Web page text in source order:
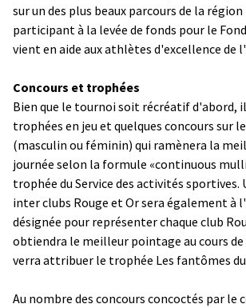
sur un des plus beaux parcours de la
participant à la levée de fonds pour le
vient en aide aux athlètes d'excellence de
Concours et trophées
Bien que le tournoi soit récréatif d'abord, il
trophées en jeu et quelques concours sur
(masculin ou féminin) qui ramènera la
journée selon la formule «continuous
trophée du Service des activités sportives.
inter clubs Rouge et Or sera également à
désignée pour représenter chaque club
obtiendra le meilleur pointage au cours de
verra attribuer le trophée Les fantômes du
Au nombre des concours concoctés par le